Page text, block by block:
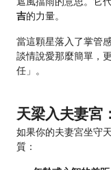
吉的力量。
當這顆星落入了掌管
談情說愛那麼簡單，
任」。
天梁入夫妻宮
如果你的夫妻宮坐守
質：